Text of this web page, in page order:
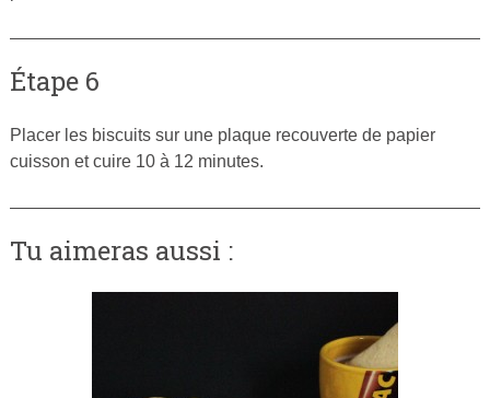
Étape 6
Placer les biscuits sur une plaque recouverte de papier
cuisson et cuire 10 à 12 minutes.
Tu aimeras aussi :